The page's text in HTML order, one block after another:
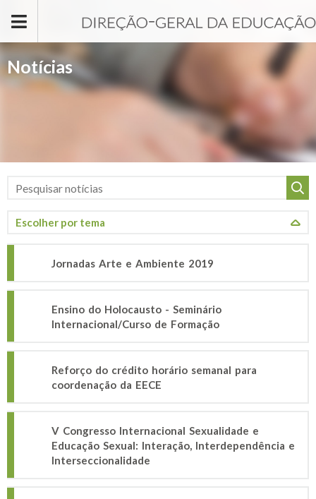
Notícias
Jornadas Arte e Ambiente 2019
Ensino do Holocausto - Seminário
Internacional/Curso de Formação
Reforço do crédito horário semanal para
coordenação da EECE
V Congresso Internacional Sexualidade e
Educação Sexual: Interação, Interdependência e
Interseccionalidade